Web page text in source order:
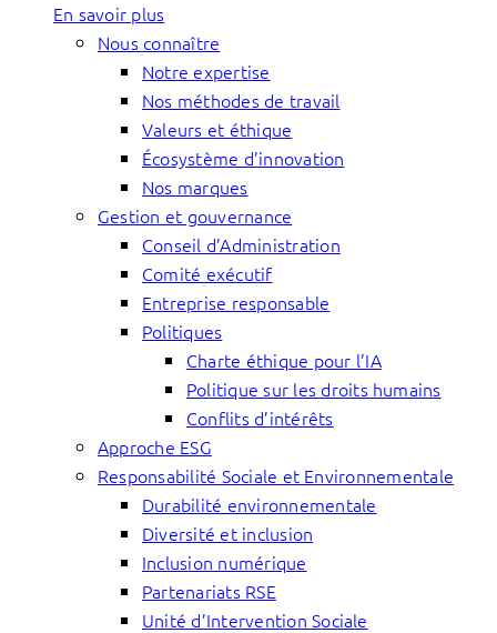
En savoir plus
Nous connaître
Notre expertise
Nos méthodes de travail
Valeurs et éthique
Écosystème d’innovation
Nos marques
Gestion et gouvernance
Conseil d’Administration
Comité exécutif
Entreprise responsable
Politiques
Charte éthique pour l’IA
Politique sur les droits humains
Conflits d’intérêts
Approche ESG
Responsabilité Sociale et Environnementale
Durabilité environnementale
Diversité et inclusion
Inclusion numérique
Partenariats RSE
Unité d’Intervention Sociale